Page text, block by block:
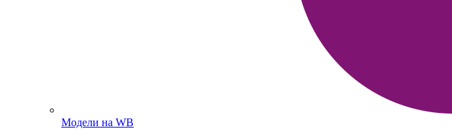
Модели на WB